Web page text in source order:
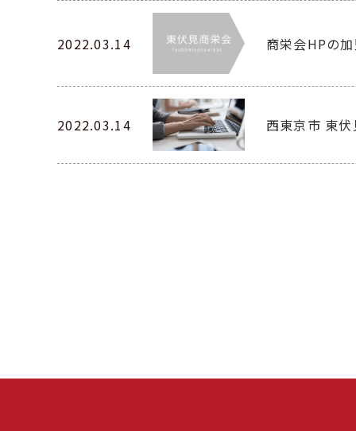
2022.03.14 商栄会HPの
2022.03.14 西東京市 東